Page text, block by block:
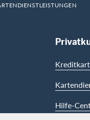
Hilfe-